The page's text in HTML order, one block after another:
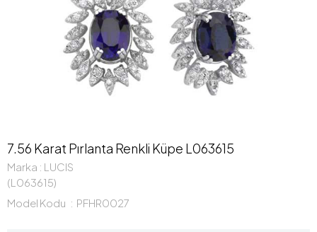
7.56 Karat Pırlanta Renkli Küpe L063615
Marka : LUCIS
(L063615)
Model Kodu
PFHR0027